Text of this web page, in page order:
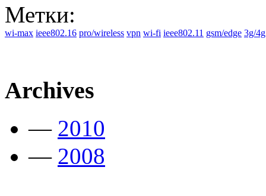
Метки:
wi-max ieee802.16 pro/wireless vpn wi-fi ieee802.11 gsm/edge 3g/4g
Archives
— 2010
— 2008